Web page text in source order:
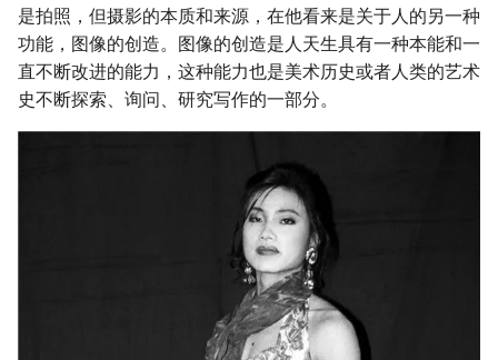
是拍照，但摄影的本质和来源，在他看来是关于人的另一种
功能，图像的创造。图像的创造是人天生具有一种本能和一
直不断改进的能力，这种能力也是美术历史或者人类的艺术
史不断探索、询问、研究写作的一部分。